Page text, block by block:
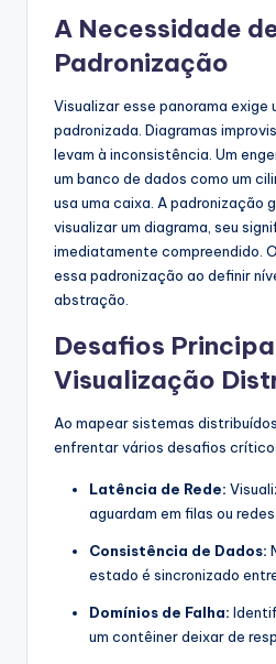
A Necessidade
Padronização
Visualizar esse panorama exige
padronizada. Diagramas
levam à inconsistência. Um
um banco de dados como um
usa uma caixa. A padronização
visualizar um diagrama, seu
imediatamente compreendido.
essa padronização ao definir
abstração.
Desafios
Visualização
Ao mapear sistemas
enfrentar vários desafios
Latência de Rede:
aguardam em filas ou redes
Consistência de Dados:
estado é sincronizado
Domínios de Falha:
um contêiner deixar de